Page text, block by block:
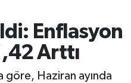
Enflasyon
Arttı
göre, Haziran ayında
ve Fikstür